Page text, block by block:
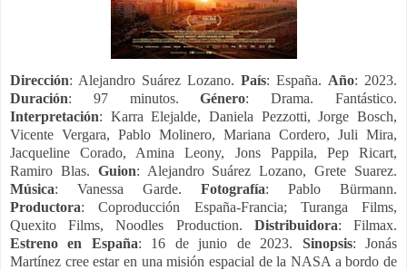
Dirección: Alejandro Suárez Lozano. País: España. Año: 2023.
Duración: 97 minutos.Género: Drama. Fantástico.
Interpretación: Karra Elejalde, Daniela Pezzotti, Jorge Bosch,
Vicente Vergara, Pablo Molinero, Mariana Cordero, Juli Mira,
Jacqueline Corado, Amina Leony, Jons Pappila, Pep Ricart,
Ramiro Blas. Guion: Alejandro Suárez Lozano, Grete Suarez.
Música: Vanessa Garde. Fotografía: Pablo Bürmann.
Productora: Coproducción España-Francia; Turanga Films,
Quexito Films, Noodles Production. Distribuidora: Filmax.
Estreno en España: 16 de junio de 2023. Sinopsis: Jonás
Martínez cree estar en una misión espacial de la NASA a bordo de